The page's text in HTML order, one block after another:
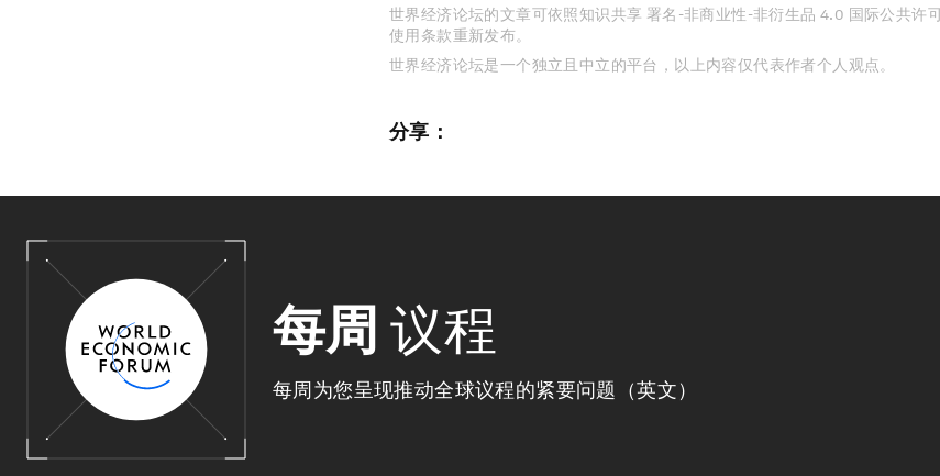
世界经济论坛的文章可依照知识共享 署名-非商业性-非衍生品 4.0 国际公共许
使用条款重新发布。
世界经济论坛是一个独立且中立的平台，以上内容仅代表作者个人观点。
分享：
每周 议程
每周为您呈现推动全球议程的紧要问题（英文）